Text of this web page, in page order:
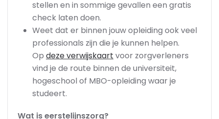
stellen en in sommige gevallen een gratis
check laten doen.
Weet dat er binnen jouw opleiding ook veel
professionals zijn die je kunnen helpen.
Op deze verwijskaart voor zorgverleners
vind je de route binnen de universiteit,
hogeschool of MBO-opleiding waar je
studeert.
Wat is eerstelijnszorg?